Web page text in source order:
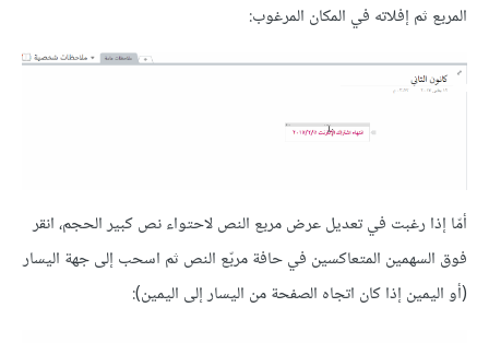
المربع ثم إفلاته في المكان المرغوب:
أمّا إذا رغبت في تعديل عرض مربع النص لاحتواء نص كبير الحجم، انقر
فوق السهمين المتعاكسين في حافة مربّع النص ثم اسحب إلى جهة اليسار
(أو اليمين إذا كان اتجاه الصفحة من اليسار إلى اليمين):